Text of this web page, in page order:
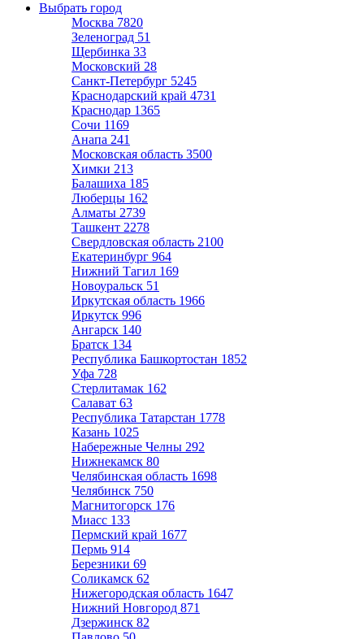
Выбрать город
Москва 7820
Зеленоград 51
Щербинка 33
Московский 28
Санкт-Петербург 5245
Краснодарский край 4731
Краснодар 1365
Сочи 1169
Анапа 241
Московская область 3500
Химки 213
Балашиха 185
Люберцы 162
Алматы 2739
Ташкент 2278
Свердловская область 2100
Екатеринбург 964
Нижний Тагил 169
Новоуральск 51
Иркутская область 1966
Иркутск 996
Ангарск 140
Братск 134
Республика Башкортостан 1852
Уфа 728
Стерлитамак 162
Салават 63
Республика Татарстан 1778
Казань 1025
Набережные Челны 292
Нижнекамск 80
Челябинская область 1698
Челябинск 750
Магнитогорск 176
Миасс 133
Пермский край 1677
Пермь 914
Березники 69
Соликамск 62
Нижегородская область 1647
Нижний Новгород 871
Дзержинск 82